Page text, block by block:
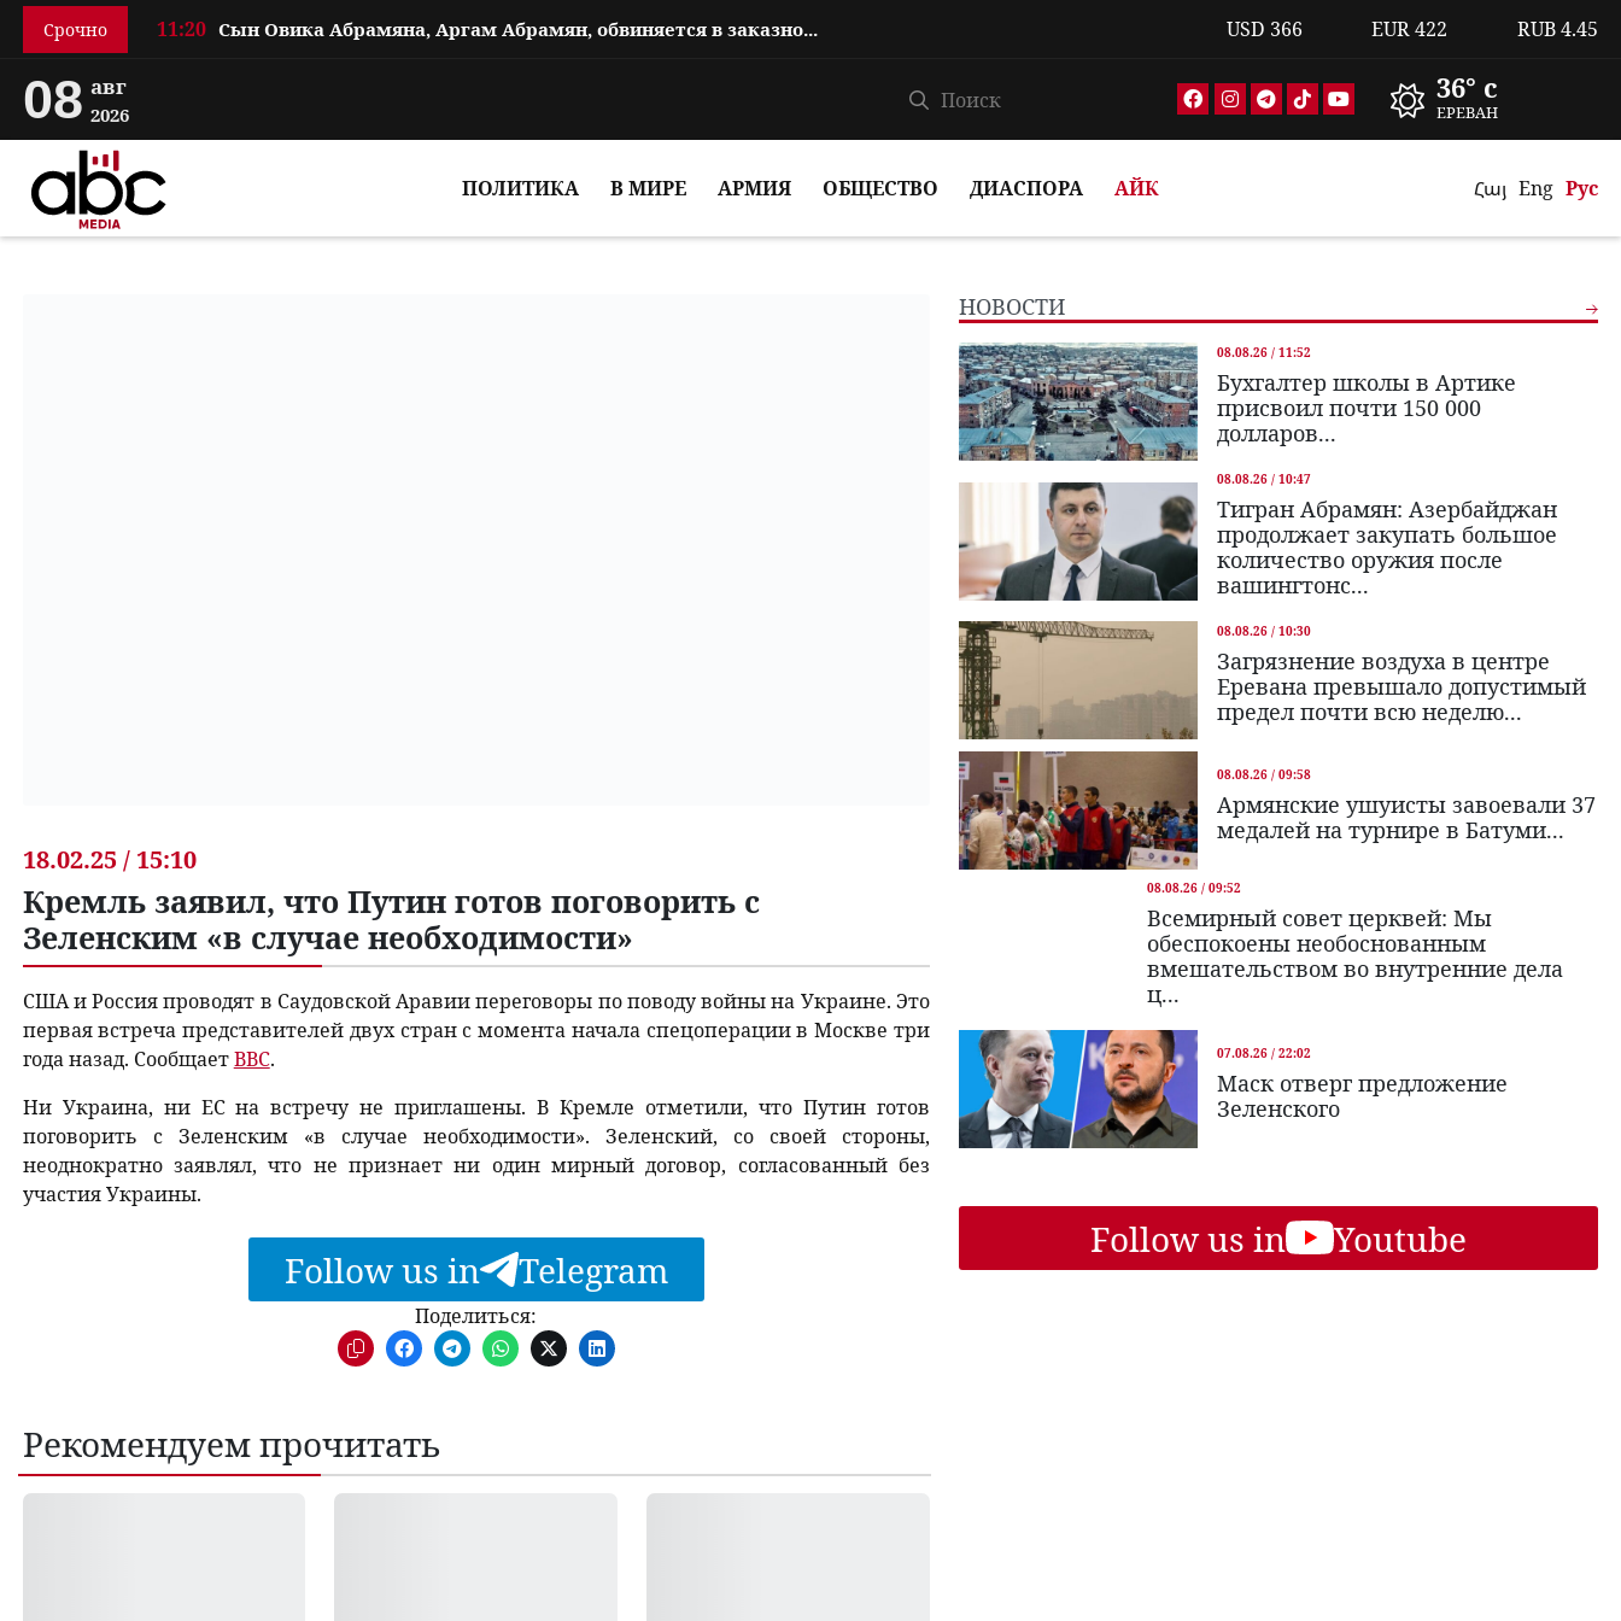
Срочно 11:20 Сын Овика Абрамяна, Аргам Абрамян, обвиняется в заказном убийстве USD 366 EUR422 RUB4.45
08 авг
2026
36° c
ЕРЕВАН
ПОЛИТИКА В МИРЕ АРМИЯ ОБЩЕСТВО ДИАСПОРА АЙК Հայ Eng Рус
18.02.25 / 15:10
Кремль заявил, что Путин готов поговорить с
Зеленским «в случае необходимости»
США и Россия проводят в Саудовской Аравии переговоры по поводу войны на Украине. Это
первая встреча представителей двух стран с момента начала спецоперации в Москве три
года назад. СообщаетBBC.
Ни Украина, ни ЕС на встречу не приглашены. В Кремле отметили, что Путин готов
поговорить с Зеленским «в случае необходимости». Зеленский, со своей стороны,
неоднократно заявлял, что не признает ни один мирный договор, согласованный без
участия Украины.
Follow us in Telegram
Поделиться:
Рекомендуем прочитать
НОВОСТИ
08.08.26 / 11:52
Бухгалтер школы в Артике
присвоил почти 150 000
долларов...
08.08.26 / 10:47
Тигран Абрамян: Азербайджан
продолжает закупать большое
количество оружия после
вашингтонс...
08.08.26 / 10:30
Загрязнение воздуха в центре
Еревана превышало допустимый
предел почти всю неделю...
08.08.26 / 09:58
Армянские ушуисты завоевали 37
медалей на турнире в Батуми...
08.08.26 / 09:52
Всемирный совет церквей: Мы
обеспокоены необоснованным
вмешательством во внутренние дела
ц...
07.08.26 / 22:02
Маск отверг предложение
Зеленского
Follow us in Youtube